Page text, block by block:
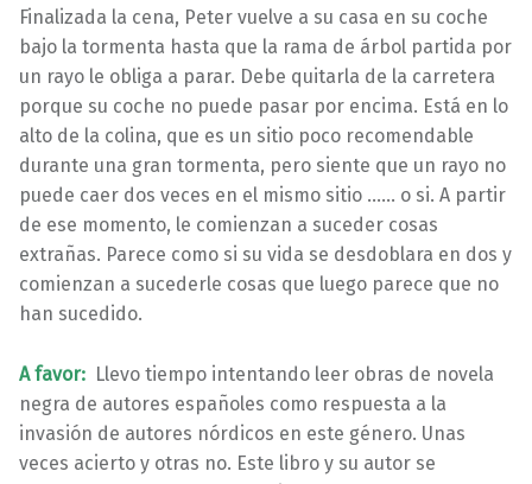
Finalizada la cena, Peter vuelve a su casa en su coche
bajo la tormenta hasta que la rama de árbol partida por
un rayo le obliga a parar. Debe quitarla de la carretera
porque su coche no puede pasar por encima. Está en lo
alto de la colina, que es un sitio poco recomendable
durante una gran tormenta, pero siente que un rayo no
puede caer dos veces en el mismo sitio …… o si. A partir
de ese momento, le comienzan a suceder cosas
extrañas. Parece como si su vida se desdoblara en dos y
comienzan a sucederle cosas que luego parece que no
han sucedido.
A favor: Llevo tiempo intentando leer obras de novela
negra de autores españoles como respuesta a la
invasión de autores nórdicos en este género. Unas
veces acierto y otras no. Este libro y su autor se